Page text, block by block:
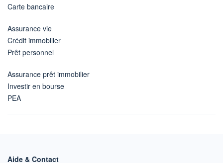
Carte bancaire
Assurance vie
Crédit immobilier
Prêt personnel
Assurance prêt immobilier
Investir en bourse
PEA
Aide & Contact